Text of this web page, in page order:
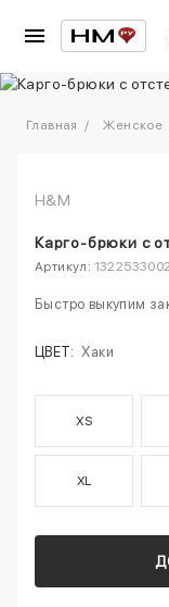
Главная Женское
H&M
Карго-брюки с
Артикул: 1322533002
Быстро выкупим
ЦВЕТ: Хаки
XS
XL